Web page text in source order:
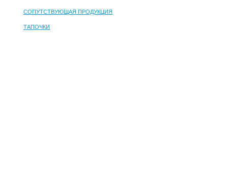
СОПУТСТВУЮЩАЯ ПРОДУКЦИЯ
ТАПОЧКИ